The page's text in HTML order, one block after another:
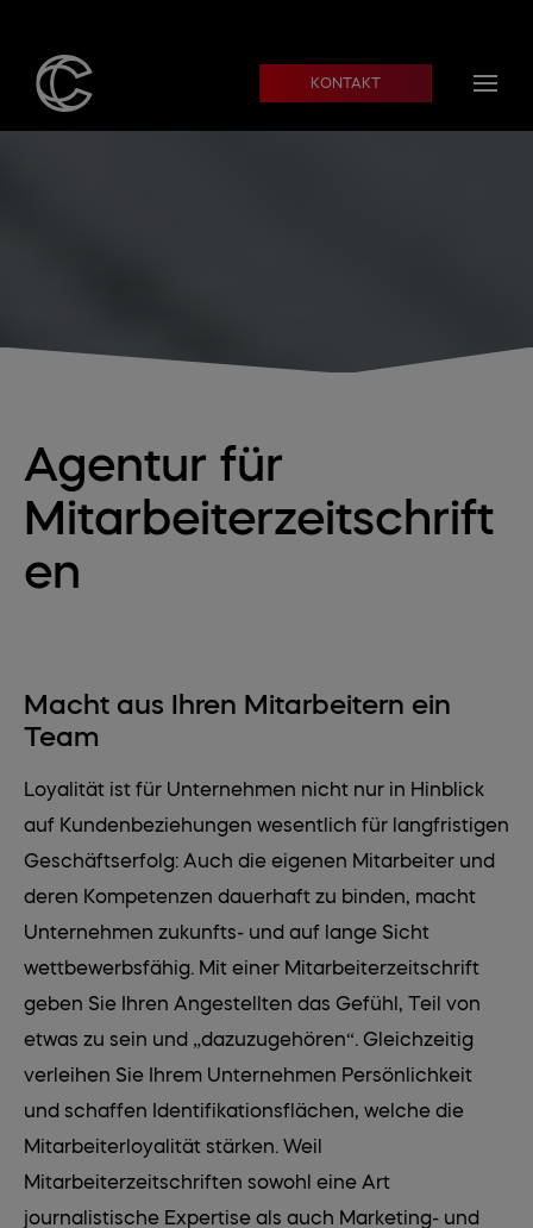
KONTAKT
Agentur für
Mitarbeiterzeitschrift
en
Macht aus Ihren Mitarbeitern ein
Team
Loyalität ist für Unternehmen nicht nur in Hinblick
auf Kundenbeziehungen wesentlich für langfristigen
Geschäftserfolg: Auch die eigenen Mitarbeiter und
deren Kompetenzen dauerhaft zu binden, macht
Unternehmen zukunfts- und auf lange Sicht
wettbewerbsfähig. Mit einer Mitarbeiterzeitschrift
geben Sie Ihren Angestellten das Gefühl, Teil von
etwas zu sein und „dazuzugehören“. Gleichzeitig
verleihen Sie Ihrem Unternehmen Persönlichkeit
und schaffen Identifikationsflächen, welche die
Mitarbeiterloyalität stärken. Weil
Mitarbeiterzeitschriften sowohl eine Art
journalistische Expertise als auch Marketing- und